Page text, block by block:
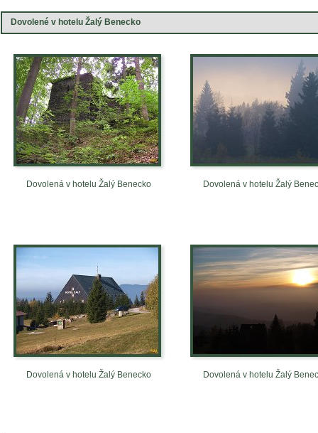
Dovolené v hotelu Žalý Benecko
Dovolená v hotelu Žalý Benecko Dovolená v hotelu Žalý
Dovolená v hotelu Žalý Benecko Dovolená v hotelu Žalý